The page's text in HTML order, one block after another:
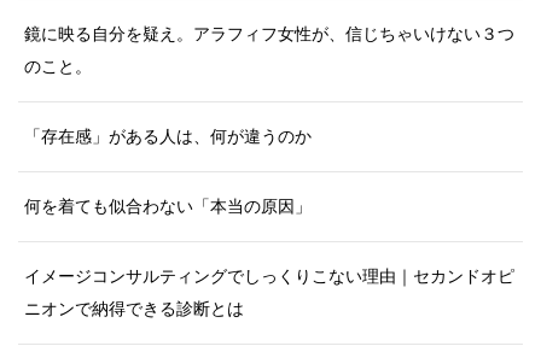
鏡に映る自分を疑え。アラフィフ女性が、信じちゃいけない３つ
のこと。
「存在感」がある人は、何が違うのか
何を着ても似合わない「本当の原因」
イメージコンサルティングでしっくりこない理由｜セカンドオピ
ニオンで納得できる診断とは